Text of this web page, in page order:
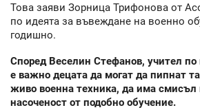
Това заяви Зорница Трифонова от
по идеята за въвеждане на военно
годишно.
Според Веселин Стефанов, учител по
е важно децата да могат да пипнат
живо военна техника, да има смисъл
насоченост от подобно обучение.